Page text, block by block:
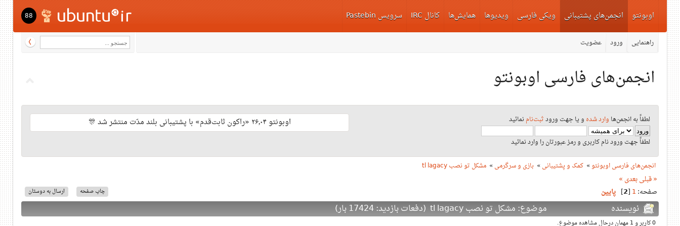
اوبونتو انجمن‌های پشتیبانی
راهنمایی ورود عضویت
ویکی فارسی ویدیوها همایش‌ها کانال IRC سرویس Pastebin 88
انجمن‌های فارسی اوبونتو
لطفاً به انجمن‌ها وارد شده و یا جهت ورودثبت‌نامنمائید
لطفاً جهت ورود نام کاربری و رمز عبورتان را وارد نمائید
اوبونتو ۲۶٫۰۴ «راکون ثابت‌قدم» با پشتیبانی بلند مدّت منتشر شد 🎊
انجمن‌های فارسی اوبونتو» کمک و پشتیبانی» بازی و سرگرمی» مشکل تو نصب tl lagacy
« قبلیبعدی »
ارسال به دوستان چاپ صفحه صفحه: 1
[
2
] پایین
نویسنده موضوع: مشکل تو نصب tl lagacy (دفعات بازدید: 17424 بار)
0 کاربر و 1 مهمان درحال مشاهده موضوع.